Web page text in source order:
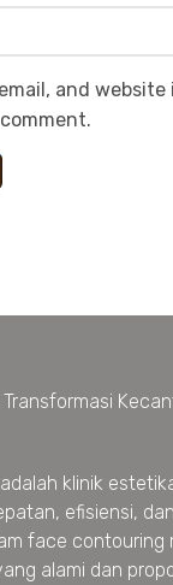
and
klinik
efisiensi,
face contouring
alami dan